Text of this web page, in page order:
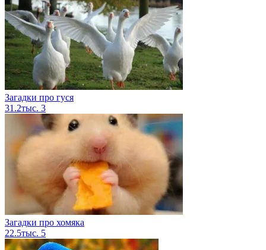
Загадки про гуся
31.2тыс. 3
Загадки про хомяка
22.5тыс. 5